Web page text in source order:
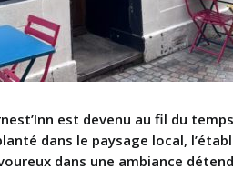
est devenu au fil du
dans le paysage local,
dans une ambiance